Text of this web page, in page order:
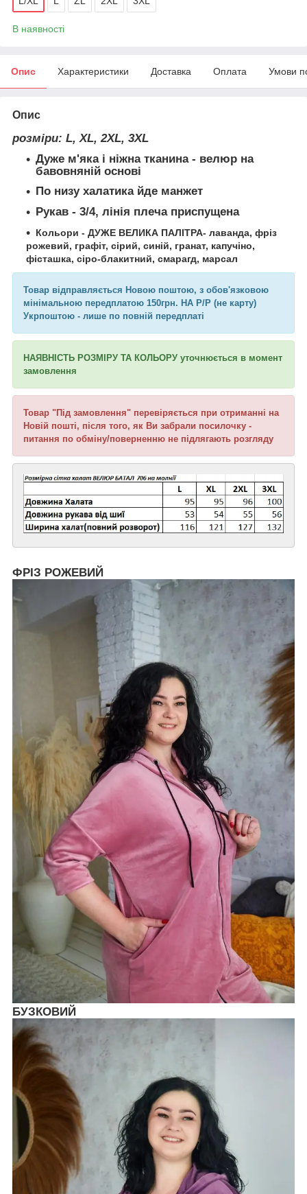
В наявності
Опис Характеристики Доставка Оплата Умови
Опис
розміри: L, XL, 2XL, 3XL
Дуже м'яка і ніжна тканина- велюр на
бавовняній основі
По низу халатика йде манжет
Рукав - 3/4, лінія плеча приспущена
Кольори - ДУЖЕ ВЕЛИКА ПАЛІТРА- лаванда, фріз
рожевий, графіт, сірий, синій, гранат, капучіно,
фісташка, сіро-блакитний, смарагд, марсал
Товар відправляється Новою поштою, з обов'язковою
мінімальною передплатою 150грн. НА Р/Р (не карту)
Укрпоштою - лише по повній передплаті
НАЯВНІСТЬ РОЗМІРУ ТА КОЛЬОРУ уточнюється в момент
замовлення
Товар "Під замовлення" перевіряється при отриманні на
Новій пошті, після того, як Ви забрали посилочку -
питання по обміну/поверненню не підлягають розгляду
ФРІЗ РОЖЕВИЙ
БУЗКОВИЙ